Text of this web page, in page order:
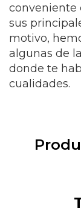
conveniente
sus
motivo,
algunas de
donde te
cualidades.